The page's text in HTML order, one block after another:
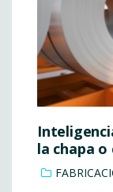
la chapa